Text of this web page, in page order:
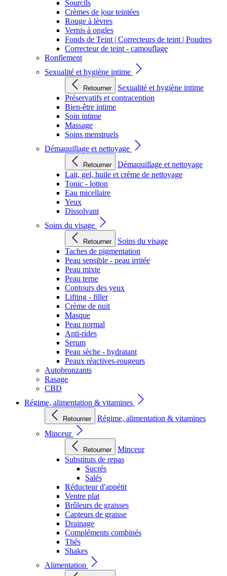
Sourcils
Crèmes de jour teintées
Rouge à lèvres
Vernis à ongles
Fonds de Teint | Correcteurs de teint | Poudres
Correcteur de teint - camouflage
Ronflement
Sexualité et hygiène intime
Retourner
Sexualité et hygiène intime
Préservatifs et contraception
Bien-être intime
Soin intime
Massage
Soins menstruels
Démaquillage et nettoyage
Retourner
Démaquillage et nettoyage
Lait, gel, huile et crème de nettoyage
Tonic - lotion
Eau micellaire
Yeux
Dissolvant
Soins du visage
Retourner
Soins du visage
Taches de pigmentation
Peau sensible - peau irritée
Peau mixte
Peau terne
Contours des yeux
Lifting - filler
Crème de nuit
Masque
Peau normal
Anti-rides
Serum
Peau sèche - hydratant
Peaux réactives-rougeurs
Autobronzants
Rasage
CBD
Régime, alimentation & vitamines
Retourner
Régime, alimentation & vitamines
Minceur
Retourner
Minceur
Substituts de repas
Sucrés
Salés
Réducteur d'appétit
Ventre plat
Brûleurs de graisses
Capteurs de graisse
Drainage
Compléments combinés
Thés
Shakes
Alimentation